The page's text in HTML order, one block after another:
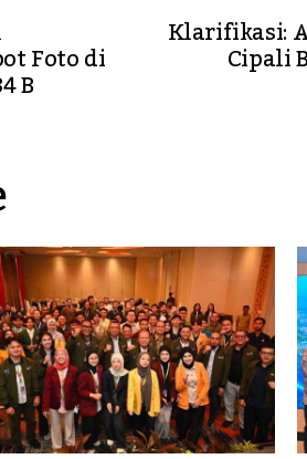
Foto di
B
Klarifikasi:
Cipali